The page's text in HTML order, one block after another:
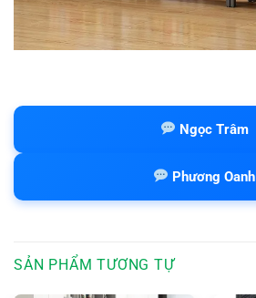
Ngọc Trâm
Phương Oanh
SẢN PHẨM TƯƠNG TỰ